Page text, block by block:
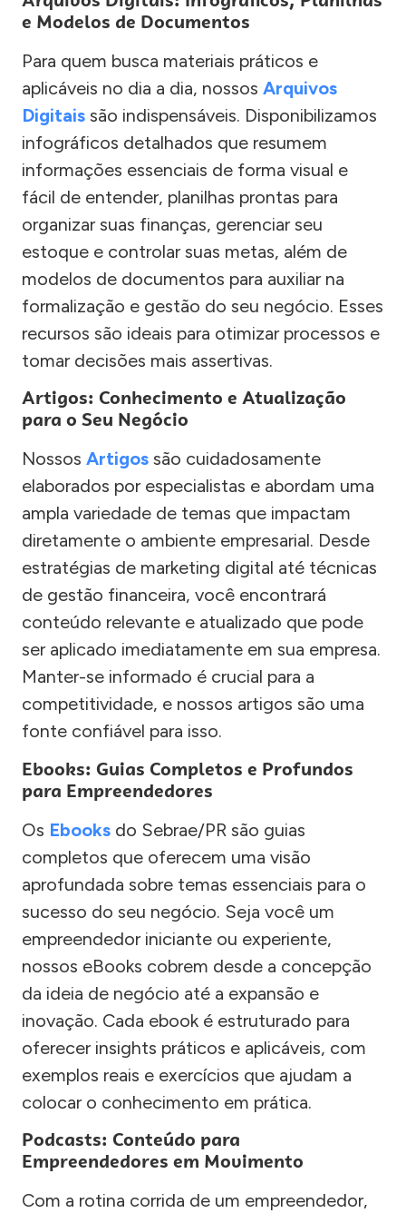
e Modelos de Documentos
Para quem busca materiais práticos e
aplicáveis no dia a dia, nossos Arquivos
Digitais são indispensáveis. Disponibilizamos
infográficos detalhados que resumem
informações essenciais de forma visual e
fácil de entender, planilhas prontas para
organizar suas finanças, gerenciar seu
estoque e controlar suas metas, além de
modelos de documentos para auxiliar na
formalização e gestão do seu negócio. Esses
recursos são ideais para otimizar processos e
tomar decisões mais assertivas.
Artigos: Conhecimento e Atualização
para o Seu Negócio
Nossos Artigos são cuidadosamente
elaborados por especialistas e abordam uma
ampla variedade de temas que impactam
diretamente o ambiente empresarial. Desde
estratégias de marketing digital até técnicas
de gestão financeira, você encontrará
conteúdo relevante e atualizado que pode
ser aplicado imediatamente em sua empresa.
Manter-se informado é crucial para a
competitividade, e nossos artigos são uma
fonte confiável para isso.
Ebooks: Guias Completos e Profundos
para Empreendedores
Os Ebooks do Sebrae/PR são guias
completos que oferecem uma visão
aprofundada sobre temas essenciais para o
sucesso do seu negócio. Seja você um
empreendedor iniciante ou experiente,
nossos eBooks cobrem desde a concepção
da ideia de negócio até a expansão e
inovação. Cada ebook é estruturado para
oferecer insights práticos e aplicáveis, com
exemplos reais e exercícios que ajudam a
colocar o conhecimento em prática.
Podcasts: Conteúdo para
Empreendedores em Movimento
Com a rotina corrida de um empreendedor,